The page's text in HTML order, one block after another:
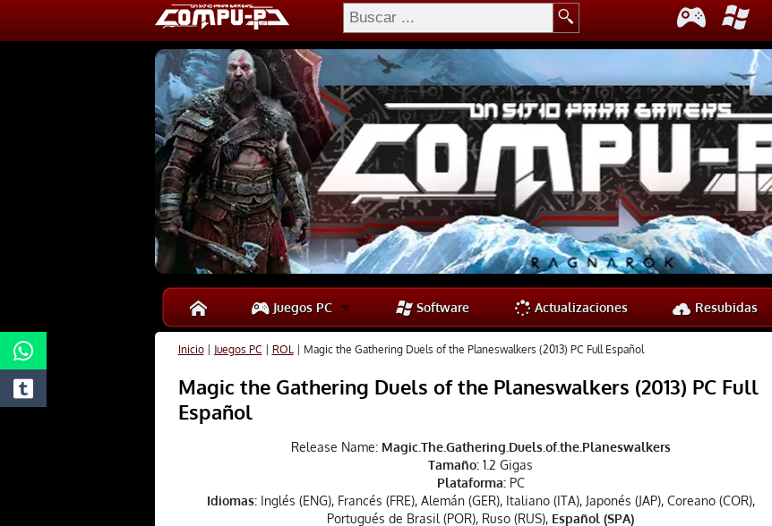
Juegos PC Software Actualizaciones Resubidas
Inicio| Juegos PC | ROL | Magic the Gathering Duels of the Planeswalkers (2013) PC Full Español
Magic the Gathering Duels of the Planeswalkers (2013) PC Full
Español
Release Name: Magic.The.Gathering.Duels.of.the.Planeswalkers
Tamaño: 1.2 Gigas
Plataforma:PC
Idiomas:Inglés (ENG), Francés (FRE), Alemán (GER), Italiano (ITA), Japonés (JAP), Coreano (COR),
Portugués de Brasil (POR), Ruso (RUS), Español (SPA)